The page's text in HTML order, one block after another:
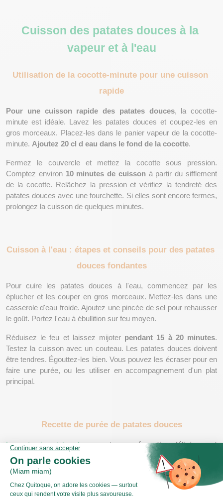
Cuisson des patates douces à la
vapeur et à l'eau
Utilisation de la cocotte-minute pour une cuisson
rapide
Pour une cuisson rapide des patates douces, la cocotte-
minute est idéale. Lavez les patates douces et coupez-les en
gros morceaux. Placez-les dans le panier vapeur de la cocotte-
minute. Ajoutez 20 cl d eau dans le fond de la cocotte.
Fermez le couvercle et mettez la cocotte sous pression.
Comptez environ 10 minutes de cuisson à partir du sifflement
de la cocotte. Relâchez la pression et vérifiez la tendreté des
patates douces avec une fourchette. Si elles sont encore fermes,
prolongez la cuisson de quelques minutes.
Cuisson à l'eau : étapes et conseils pour des patates
douces fondantes
Pour cuire les patates douces à l'eau, commencez par les
éplucher et les couper en gros morceaux. Mettez-les dans une
casserole d'eau froide. Ajoutez une pincée de sel pour rehausser
le goût. Portez l'eau à ébullition sur feu moyen.
Réduisez le feu et laissez mijoter pendant 15 à 20 minutes.
Testez la cuisson avec un couteau. Les patates douces doivent
être tendres. Égouttez-les bien. Vous pouvez les écraser pour en
faire une purée, ou les utiliser en accompagnement d'un plat
principal.
Recette de purée de patates douces
La purée de patates douces est une préparation délicieuse et
simple
Commencez par éplucher et couper les patates douces en
cubes